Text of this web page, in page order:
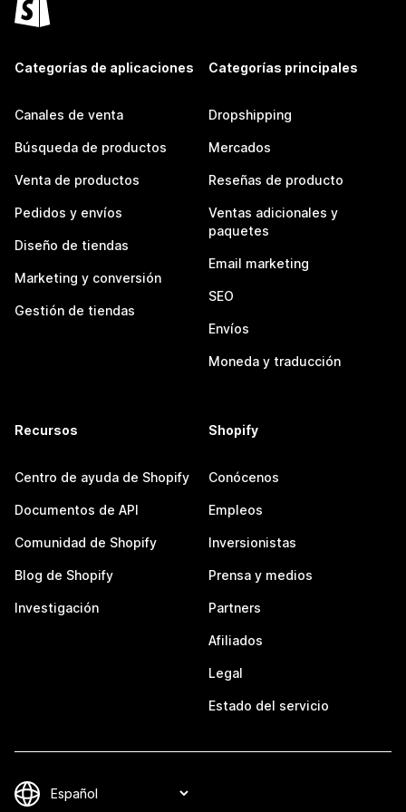
Categorías de aplicaciones
Canales de venta
Búsqueda de productos
Venta de productos
Pedidos y envíos
Diseño de tiendas
Marketing y conversión
Gestión de tiendas
Categorías principales
Dropshipping
Mercados
Reseñas de producto
Ventas adicionales y
paquetes
Email marketing
SEO
Envíos
Moneda y traducción
Recursos
Centro de ayuda de Shopify
Documentos de API
Comunidad de Shopify
Blog de Shopify
Investigación
Shopify
Conócenos
Empleos
Inversionistas
Prensa y medios
Partners
Afiliados
Legal
Estado del servicio